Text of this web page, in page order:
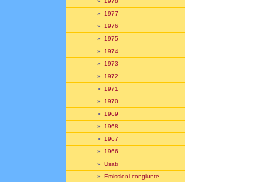
» 1977
» 1976
» 1975
» 1974
» 1973
» 1972
» 1971
» 1970
» 1969
» 1968
» 1967
» 1966
» Usati
» Emissioni congiunte